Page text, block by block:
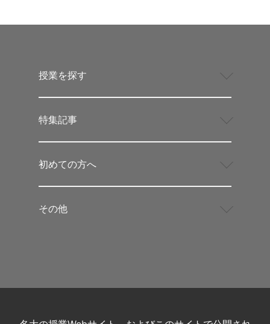
授業を探す
特集記事
初めての方へ
その他